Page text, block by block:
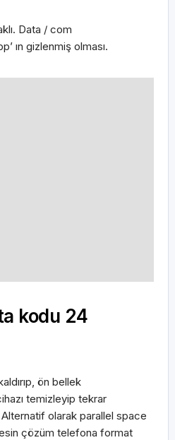
Data / com
ın gizlenmiş olması.
kodu 24
ön bellek
temizleyip tekrar
olarak parallel space
çözüm telefona format